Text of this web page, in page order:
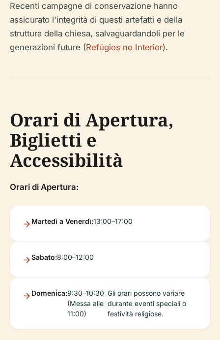
Recenti campagne di conservazione hanno
assicurato l'integrità di questi artefatti e della
struttura della chiesa, salvaguardandoli per le
generazioni future (Refúgios no Interior).
Orari di Apertura,
Biglietti e
Accessibilità
Orari di Apertura:
Martedì a Venerdì:13:00–17:00
Sabato:8:00–12:00
Domenica:9:30–10:30
(Messa alle
11:00)
Gli orari possono variare
durante eventi speciali o
festività religiose.